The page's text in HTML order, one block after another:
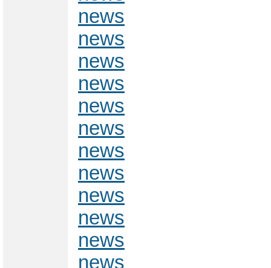
news
news
news
news
news
news
news
news
news
news
news
news